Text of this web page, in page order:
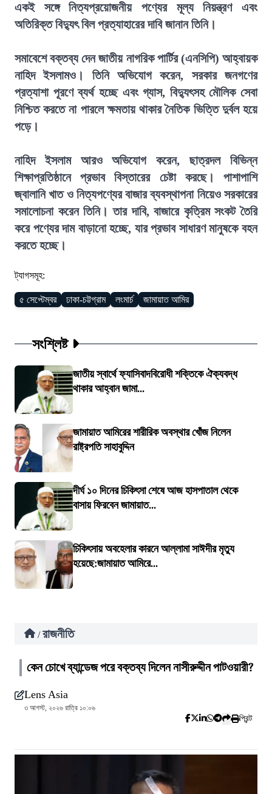
একই সঙ্গে নিত্যপ্রয়োজনীয় পণ্যের মূল্য নিয়ন্ত্রণ এবং
অতিরিক্ত বিদ্যুৎ বিল প্রত্যাহারের দাবি জানান তিনি।
সমাবেশে বক্তব্য দেন জাতীয় নাগরিক পার্টির (এনসিপি) আহ্বায়ক
নাহিদ ইসলামও। তিনি অভিযোগ করেন, সরকার জনগণের
প্রত্যাশা পূরণে ব্যর্থ হচ্ছে এবং গ্যাস, বিদ্যুৎসহ মৌলিক সেবা
নিশ্চিত করতে না পারলে ক্ষমতায় থাকার নৈতিক ভিত্তি দুর্বল হয়ে
পড়ে।
নাহিদ ইসলাম আরও অভিযোগ করেন, ছাত্রদল বিভিন্ন
শিক্ষাপ্রতিষ্ঠানে প্রভাব বিস্তারের চেষ্টা করছে। পাশাপাশি
জ্বালানি খাত ও নিত্যপণ্যের বাজার ব্যবস্থাপনা নিয়েও সরকারের
সমালোচনা করেন তিনি। তার দাবি, বাজারে কৃত্রিম সংকট তৈরি
করে পণ্যের দাম বাড়ানো হচ্ছে, যার প্রভাব সাধারণ মানুষকে বহন
করতে হচ্ছে।
ট্যাগসমূহ:
৫ সেপ্টেম্বর ঢাকা-চট্টগ্রাম লংমার্চ জামায়াত আমির
সংশ্লিষ্ট
জাতীয় স্বার্থে ফ্যাসিবাদবিরোধী শক্তিকে ঐক্যবদ্ধ
থাকার আহ্বান জামা...
জামায়াত আমিরের শারীরিক অবস্থার খোঁজ নিলেন
রাষ্ট্রপতি সাহাবুদ্দিন
দীর্ঘ ১০ দিনের চিকিৎসা শেষে আজ হাসপাতাল থেকে
বাসায় ফিরবেন জামায়াত...
চিকিৎসায় অবহেলার কারনে আল্লামা সাঈদীর মৃত্যু
হয়েছে:জামায়াত আমিরে...
/ রাজনীতি
কেন চোখে ব্যান্ডেজ পরে বক্তব্য দিলেন নাসীরুদ্দীন পাটওয়ারী?
Lens Asia
৩ আগস্ট, ২০২৬ রাত্রি ১০:০৬
প্রিন্ট